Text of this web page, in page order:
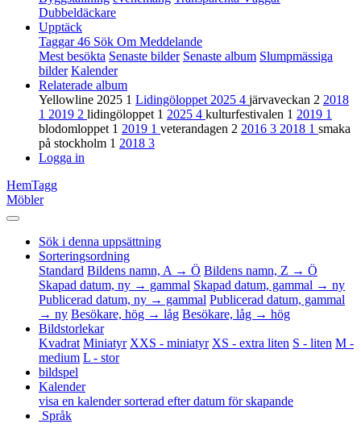
Dubbeldäckare
Upptäck
Taggar46 Sök Om Meddelande
Mest besökta Senaste bilder Senaste album Slumpmässiga
bilder Kalender
Relaterade album
Yellowline 2025 1 Lidingöloppet 2025 4 järvaveckan 2 2018
1 2019 2 lidingöloppet 1 2025 4 kulturfestivalen 1 2019 1
blodomloppet 1 2019 1 veterandagen 2 2016 3 2018 1 smaka
på stockholm 1 2018 3
Logga in
HemTagg
Möbler
Sök i denna uppsättning
Sorteringsordning
Standard Bildens namn, A → Ö Bildens namn, Z → Ö
Skapad datum, ny → gammal Skapad datum, gammal → ny
Publicerad datum, ny → gammal Publicerad datum, gammal
→ ny Besökare, hög → låg Besökare, låg → hög
Bildstorlekar
Kvadrat Miniatyr XXS - miniatyr XS - extra liten S - liten M -
medium L - stor
bildspel
Kalender
visa en kalender sorterad efter datum för skapande
Språk